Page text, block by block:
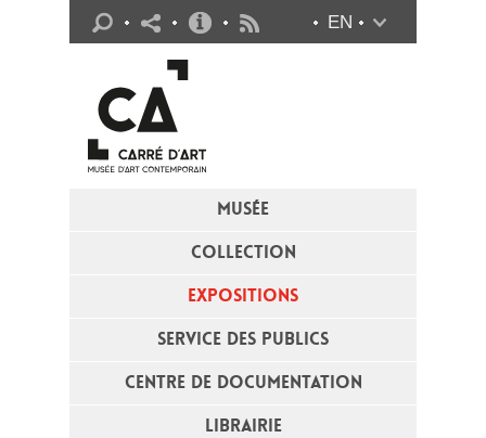
MUSÉE
COLLECTION
EXPOSITIONS
SERVICE DES PUBLICS
CENTRE DE DOCUMENTATION
LIBRAIRIE
EN
Infos pratiques